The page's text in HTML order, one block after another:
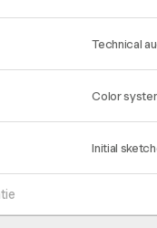
Technical
Color
Initial